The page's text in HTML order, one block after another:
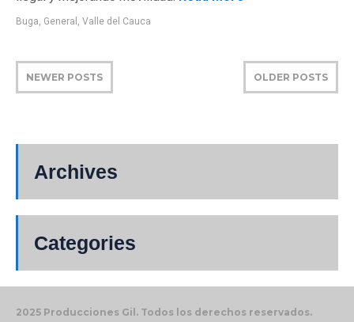
Buga, General , Valle del Cauca
NEWER POSTS OLDER POSTS
Archives
Categories
2025 Producciones Gil. Todos los derechos reservados.